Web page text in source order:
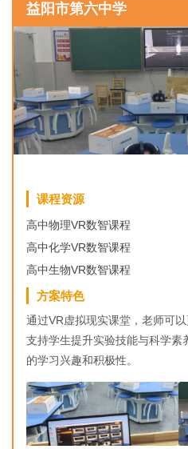
益阳市第六中学
课程资源
高中物理VR数智课程
高中化学VR数智课程
高中生物VR数智课程
方案特色
通过VR虚拟现实课堂，老师可
支持学生提升实验技能与科学素
的学习兴趣和积极性。